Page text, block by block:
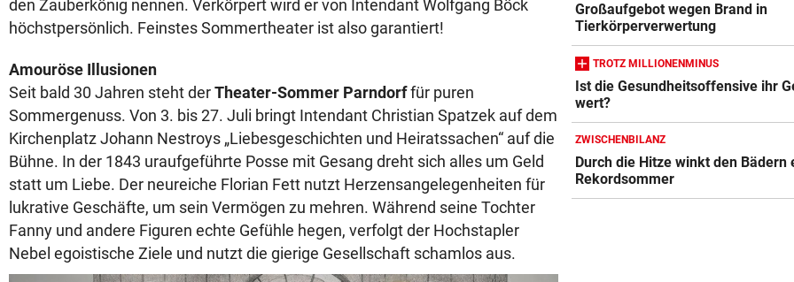
den Zauberkönig nennen. Verkörpert wird er von Intendant Wolfgang Böck
höchstpersönlich. Feinstes Sommertheater ist also garantiert!
Amouröse Illusionen
Seit bald 30 Jahren steht derTheater-Sommer Parndorffür puren
Sommergenuss. Von 3. bis 27. Juli bringt Intendant Christian Spatzek auf dem
Kirchenplatz Johann Nestroys „Liebesgeschichten und Heiratssachen“ auf die
Bühne. In der 1843 uraufgeführte Posse mit Gesang dreht sich alles um Geld
statt um Liebe. Der neureiche Florian Fett nutzt Herzensangelegenheiten für
lukrative Geschäfte, um sein Vermögen zu mehren. Während seine Tochter
Fanny und andere Figuren echte Gefühle hegen, verfolgt der Hochstapler
Nebel egoistische Ziele und nutzt die gierige Gesellschaft schamlos aus.
Großaufgebot wegen Brand in
Tierkörperverwertung
TROTZ MILLIONENMINUS
Ist die Gesundheitsoffensive ihr
wert?
ZWISCHENBILANZ
Durch die Hitze winkt den Bädern
Rekordsommer